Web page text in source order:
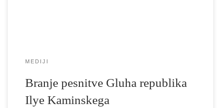
MEDIJI
Branje pesnitve Gluha republika
Ilye Kaminskega